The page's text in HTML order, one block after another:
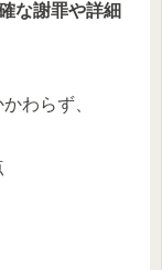
な謝罪や詳細
わらず、